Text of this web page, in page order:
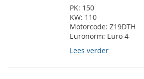
PK: 150
KW: 110
Motorcode: Z19DTH
Euronorm: Euro 4
Lees verder